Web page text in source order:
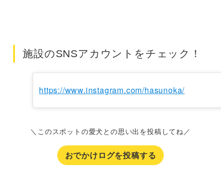
施設のSNSアカウントをチェック！
https://www.instagram.com/hasunoka/
＼このスポットの愛犬との思い出を投稿してね／
おでかけログを投稿する